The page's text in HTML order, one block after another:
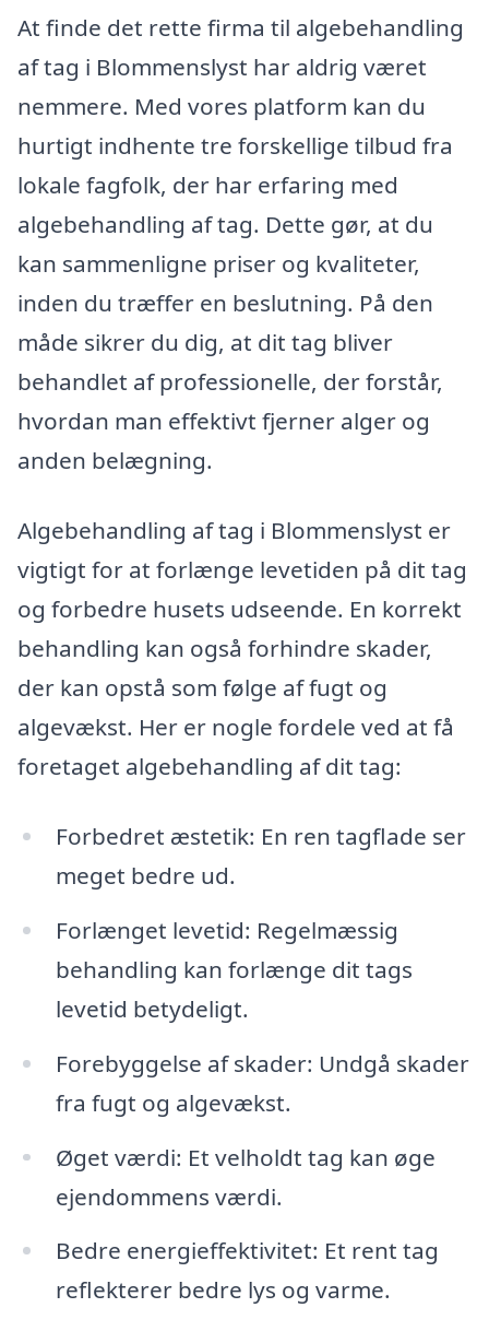
At finde det rette firma til algebehandling
af tag i Blommenslyst har aldrig været
nemmere. Med vores platform kan du
hurtigt indhente tre forskellige tilbud fra
lokale fagfolk, der har erfaring med
algebehandling af tag. Dette gør, at du
kan sammenligne priser og kvaliteter,
inden du træffer en beslutning. På den
måde sikrer du dig, at dit tag bliver
behandlet af professionelle, der forstår,
hvordan man effektivt fjerner alger og
anden belægning.
Algebehandling af tag i Blommenslyst er
vigtigt for at forlænge levetiden på dit tag
og forbedre husets udseende. En korrekt
behandling kan også forhindre skader,
der kan opstå som følge af fugt og
algevækst. Her er nogle fordele ved at få
foretaget algebehandling af dit tag:
Forbedret æstetik: En ren tagflade ser
meget bedre ud.
Forlænget levetid: Regelmæssig
behandling kan forlænge dit tags
levetid betydeligt.
Forebyggelse af skader: Undgå skader
fra fugt og algevækst.
Øget værdi: Et velholdt tag kan øge
ejendommens værdi.
Bedre energieffektivitet: Et rent tag
reflekterer bedre lys og varme.